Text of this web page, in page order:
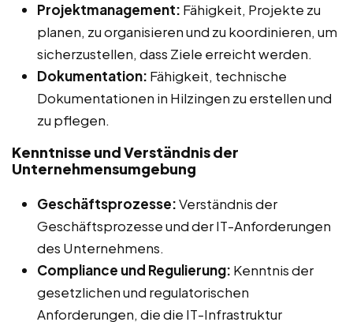
Projektmanagement: Fähigkeit, Projekte zu
planen, zu organisieren und zu koordinieren, um
sicherzustellen, dass Ziele erreicht werden.
Dokumentation: Fähigkeit, technische
Dokumentationen in Hilzingen zu erstellen und
zu pflegen.
Kenntnisse und Verständnis der
Unternehmensumgebung
Geschäftsprozesse:Verständnis der
Geschäftsprozesse und der IT-Anforderungen
des Unternehmens.
Compliance und Regulierung: Kenntnis der
gesetzlichen und regulatorischen
Anforderungen, die die IT-Infrastruktur